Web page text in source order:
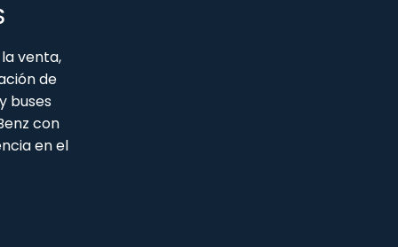
venta,
de
buses
con
en el